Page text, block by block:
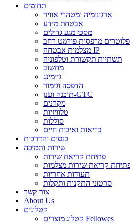
תחומים
ארגונומיה ומטהרי אוויר
אבטחת מידע
מסכי מגע גדולים
פלוטרים מדפסות פורמט רחב
מצלמות אבטחה IP
תשתיות תקשורת וטלפוניה
מחשוב
גיימינג
הדפסה וגימור
תוכנה וענן-GTC
מקרנים
טלוויזיות
סוללות
בריאות ואיכות חיים
כנסים והדרכות
שירות ותמיכה
פתיחת קריאת שירות
תעודות אחריות
סרטוני התקנות ותקלות
צור קשר
About Us
קטלוגים
קטלוג מוצרים Fellowes